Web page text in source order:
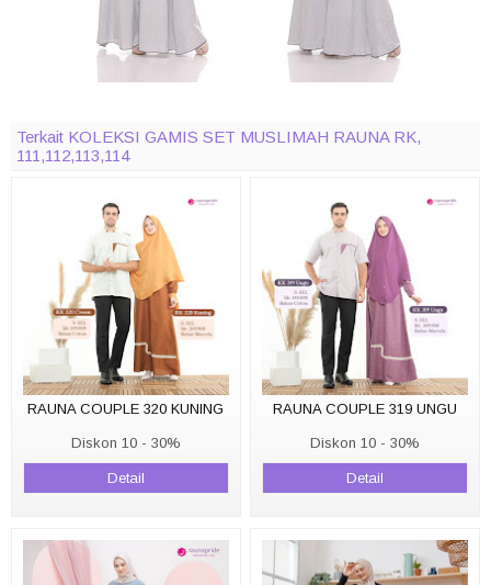
Terkait KOLEKSI GAMIS SET MUSLIMAH RAUNA RK,
111,112,113,114
RAUNA COUPLE 320 KUNING
Diskon 10 - 30%
Detail
RAUNA COUPLE 319 UNGU
Diskon 10 - 30%
Detail